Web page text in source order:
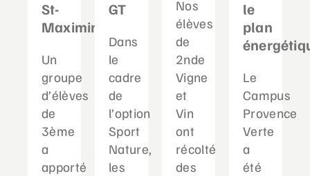
St-
Maximin
Un
groupe
d’élèves
de
3ème
a
apporté
GT
Dans
le
cadre
de
l’option
Sport
Nature,
les
Nos
élèves
de
2nde
Vigne
et
Vin
ont
récolté
des
le
plan
Le
Campus
Provence
Verte
a
été